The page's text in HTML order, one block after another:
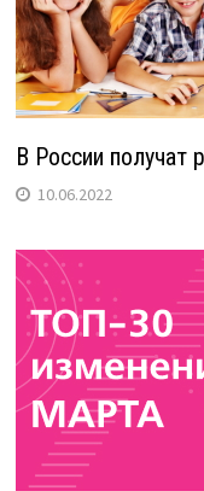
В России получат
10.06.2022